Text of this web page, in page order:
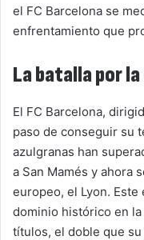
el FC Barcelona se
enfrentamiento que
La batalla por
El FC Barcelona,
paso de conseguir su
azulgranas han
a San Mamés y ahora
europeo, el Lyon.
dominio histórico en
títulos, el doble que